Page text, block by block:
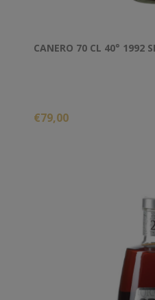
CANERO 70 CL 40° 1992
€79,00